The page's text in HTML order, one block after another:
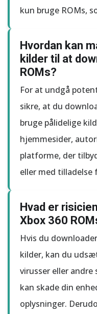
kun bruge ROMs,
Hvordan kan
kilder til at
ROMs?
For at undgå
sikre, at du
bruge pålidelige
hjemmesider,
platforme, der
eller med tilladelse
Hvad er
Xbox 360
Hvis du
kilder, kan du
virusser eller andre
kan skade din
oplysninger.